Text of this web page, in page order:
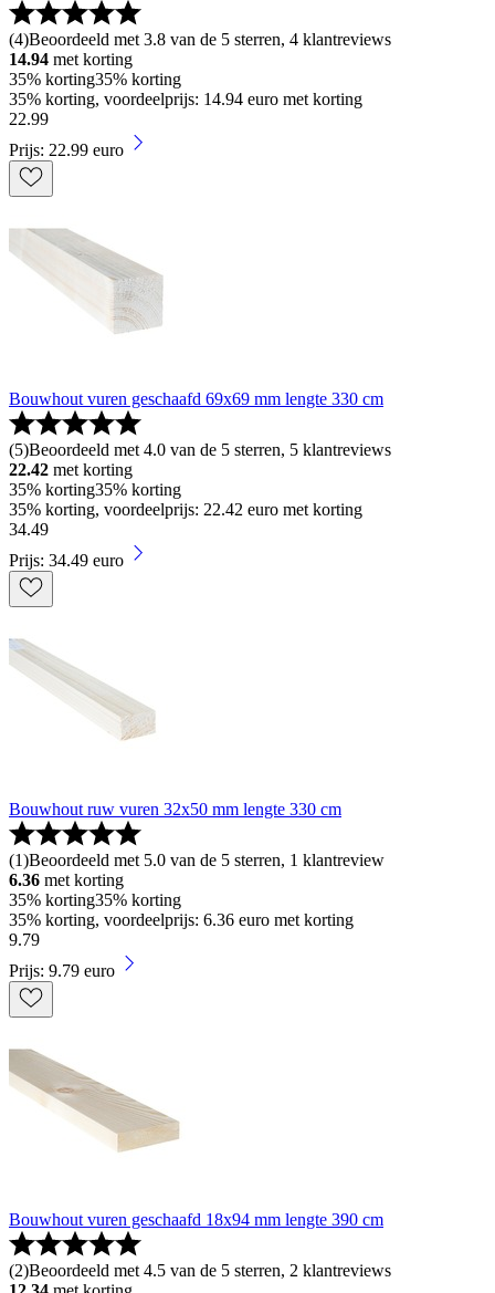
(4)Beoordeeld met 3.8 van de 5 sterren, 4 klantreviews
14.94 met korting
35% korting35% korting
35% korting, voordeelprijs: 14.94 euro met korting
22.99
Prijs: 22.99 euro
Bouwhout vuren geschaafd 69x69 mm lengte 330 cm
(5)Beoordeeld met 4.0 van de 5 sterren, 5 klantreviews
22.42 met korting
35% korting35% korting
35% korting, voordeelprijs: 22.42 euro met korting
34.49
Prijs: 34.49 euro
Bouwhout ruw vuren 32x50 mm lengte 330 cm
(1)Beoordeeld met 5.0 van de 5 sterren, 1 klantreview
6.36 met korting
35% korting35% korting
35% korting, voordeelprijs: 6.36 euro met korting
9.79
Prijs: 9.79 euro
Bouwhout vuren geschaafd 18x94 mm lengte 390 cm
(2)Beoordeeld met 4.5 van de 5 sterren, 2 klantreviews